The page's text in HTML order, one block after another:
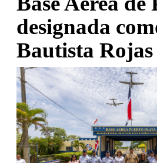
designada
Bautista